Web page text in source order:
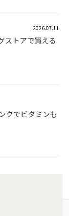
2026.07.11
ストアで買える
クでビタミンも